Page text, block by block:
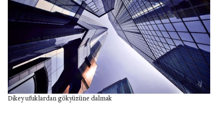
Dikey ufuklardan gökyüzüne dalmak